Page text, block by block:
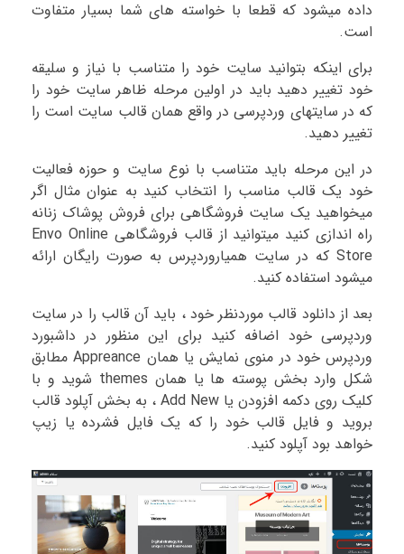
داده میشود که قطعا با خواسته های شما بسیار متفاوت
است.
برای اینکه بتوانید سایت خود را متناسب با نیاز و سلیقه
خود تغییر دهید باید در اولین مرحله ظاهر سایت خود را
که در سایتهای وردپرسی در واقع همان قالب سایت است را
تغییر دهید.
در این مرحله باید متناسب با نوع سایت و حوزه فعالیت
خود یک قالب مناسب را انتخاب کنید به عنوان مثال اگر
میخواهید یک سایت فروشگاهی برای فروش پوشاک زنانه
راه اندازی کنید میتوانید از قالب فروشگاهی Envo Online
Store که در سایت همیاروردپرس به صورت رایگان ارائه
میشود استفاده کنید.
بعد از دانلود قالب موردنظر خود ، باید آن قالب را در سایت
وردپرسی خود اضافه کنید برای این منظور در داشبورد
وردپرس خود در منوی نمایش یا همان Appreance مطابق
شکل وارد بخش پوسته ها یا همان themes شوید و با
کلیک روی دکمه افزودن یا Add New ، به بخش آپلود قالب
بروید و فایل قالب خود را که یک فایل فشرده یا زیپ
خواهد بود آپلود کنید.